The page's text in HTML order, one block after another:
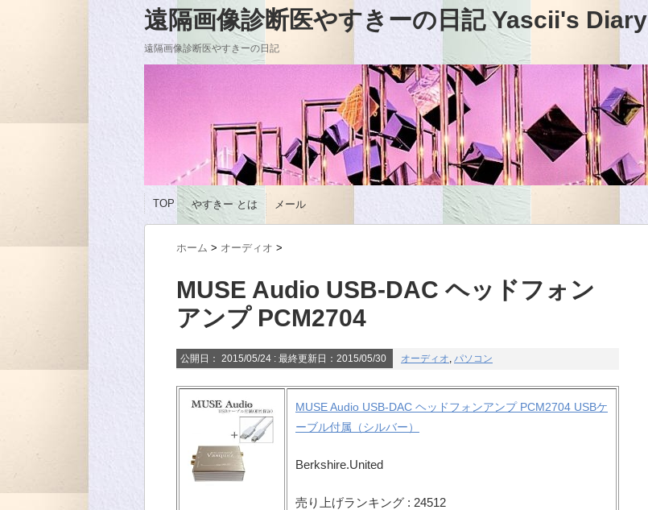
遠隔画像診断医やすきーの日記 Yascii's Diary
遠隔画像診断医やすきーの日記
TOP やすきー とは メール
ホーム > オーディオ >
MUSE Audio USB-DAC ヘッドフォン
アンプ PCM2704
公開日： 2015/05/24 : 最終更新日：2015/05/30 オーディオ, パソコン
MUSE Audio USB-DAC ヘッドフォンアンプ PCM2704 USBケ
ーブル付属（シルバー）
Berkshire.United
売り上げランキング : 24512